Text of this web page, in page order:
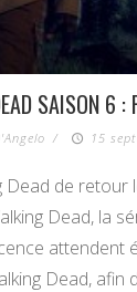
SAISON 6 :
/ 15
Dead de
Dead, la
attendent
Dead,